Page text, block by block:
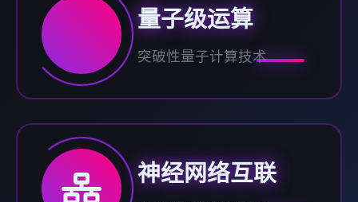
量子级运算
突破性量子计算技术
神经网络互联